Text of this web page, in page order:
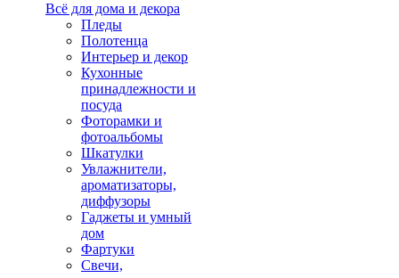
Всё для дома и декора
Пледы
Полотенца
Интерьер и декор
Кухонные
принадлежности и
посуда
Фоторамки и
фотоальбомы
Шкатулки
Увлажнители,
ароматизаторы,
диффузоры
Гаджеты и умный
дом
Фартуки
Свечи,